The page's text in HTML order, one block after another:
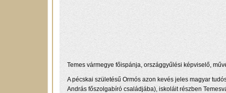
Temes vármegye főispánja, országgyűlési képviselő,
A pécskai születésű Ormós azon kevés jeles magyar
András főszolgabíró családjába), iskoláit részben